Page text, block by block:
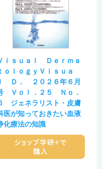
ｉｓｕａｌ Ｄｅｒｍａ
ｏｌｏｇｙＶｉｓｕａ
ｌ Ｄ． ２０２６年６月
Ｖｏｌ．２５ Ｎｏ．
ジェネラリスト・皮膚
医が知っておきたい血液
化療法の知識